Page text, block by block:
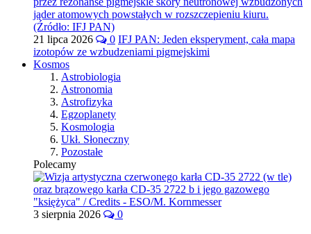
21 lipca 2026 0 IFJ PAN: Jeden eksperyment, cała mapa
izotopów ze wzbudzeniami pigmejskimi
Kosmos
Astrobiologia
Astronomia
Astrofizyka
Egzoplanety
Kosmologia
Ukł. Słoneczny
Pozostałe
Polecamy
3 sierpnia 2026 0